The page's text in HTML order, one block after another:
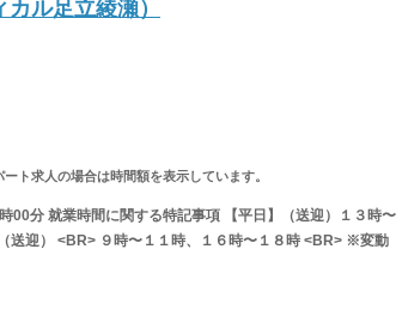
ル足立綾瀬）
ト求人の場合は時間額を表示しています。
分 就業時間に関する特記事項 【平日】（送迎）１３時〜
送迎） <BR> ９時〜１１時、１６時〜１８時 <BR> ※変動